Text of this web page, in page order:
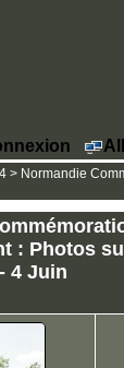
> Normandie
: Photos
4 Juin